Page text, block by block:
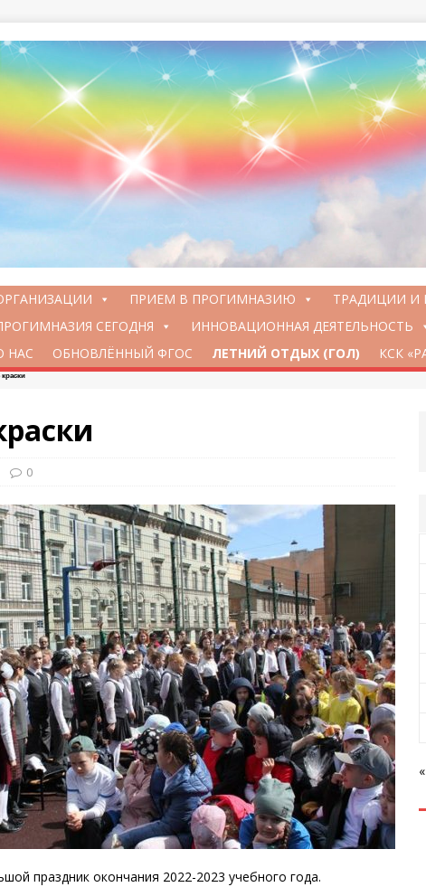
ПРИЕМ В ПРОГИМНАЗИЮ
ТРАДИЦИИ И
СЕГОДНЯ ИННОВАЦИОННАЯ ДЕЯТЕЛЬНОСТЬ
НАС ОБНОВЛЁННЫЙ ФГОС ЛЕТНИЙ ОТДЫХ (ГОЛ) КСК
краски
0
праздник окончания 2022-2023 учебного года.